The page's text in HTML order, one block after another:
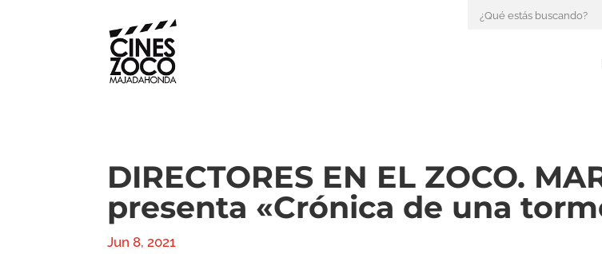
DIRECTORES EN EL ZOCO.
presenta «Crónica de una
Jun 8, 2021